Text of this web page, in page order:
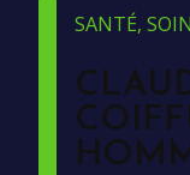
SANTÉ,